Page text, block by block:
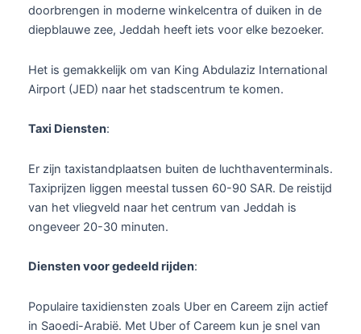
doorbrengen in moderne winkelcentra of duiken in de
diepblauwe zee, Jeddah heeft iets voor elke bezoeker.
Het is gemakkelijk om van King Abdulaziz International
Airport (JED) naar het stadscentrum te komen.
Taxi Diensten:
Er zijn taxistandplaatsen buiten de luchthaventerminals.
Taxiprijzen liggen meestal tussen 60-90 SAR. De reistijd
van het vliegveld naar het centrum van Jeddah is
ongeveer 20-30 minuten.
Diensten voor gedeeld rijden:
Populaire taxidiensten zoals Uber en Careem zijn actief
in Saoedi-Arabië. Met Uber of Careem kun je snel van